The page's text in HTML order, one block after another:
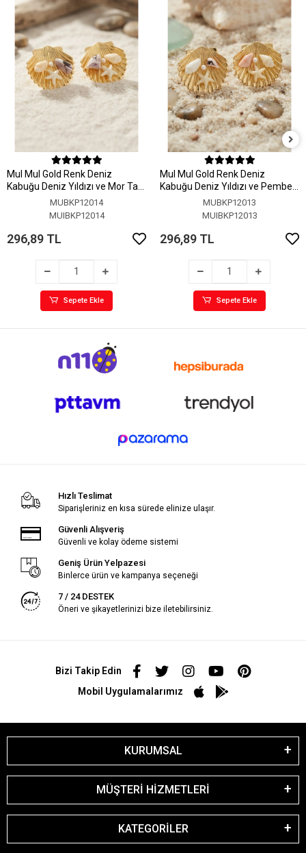
MuI MuI Gold Renk Deniz
Kabuğu Deniz Yıldızı ve Mor Taş
Detaylı KüpeMUBKP12014
MUIBKP12014
296,89 TL
Sepete Ekle
MuI MuI Gold Renk Deniz
Kabuğu Deniz Yıldızı ve Pembe
Taş Detaylı Küpe
MUBKP12013
MUIBKP12013
296,89 TL
Sepete Ekle
Hızlı Teslimat
Siparişleriniz en kısa sürede elinize ulaşır.
Güvenli Alışveriş
Güvenli ve kolay ödeme sistemi
Geniş Ürün Yelpazesi
Binlerce ürün ve kampanya seçeneği
7 / 24 DESTEK
Öneri ve şikayetlerinizi bize iletebilirsiniz.
Bizi Takip Edin
Mobil Uygulamalarımız
KURUMSAL
MÜŞTERİ HİZMETLERİ
KATEGORİLER